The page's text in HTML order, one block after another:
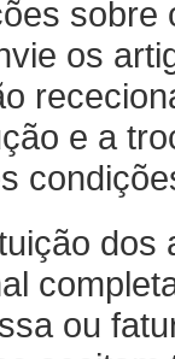
sobre
os
e a
dos
ou